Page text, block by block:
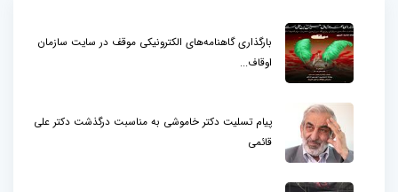
بارگذاری گاهنامه‌های الکترونیکی موقف در سایت سازمان
اوقاف...
پیام تسلیت دکتر خاموشی به مناسبت درگذشت دکتر علی
قائمی